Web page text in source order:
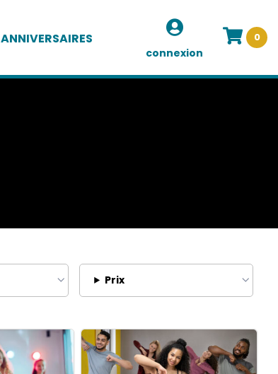
ANNIVERSAIRES
connexion
0
Prix